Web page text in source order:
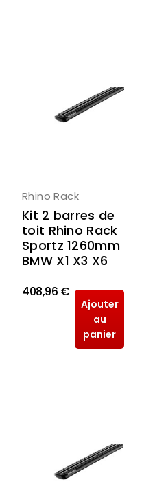
Rhino Rack
Kit 2 barres de
toit Rhino Rack
Sportz 1260mm
BMW X1 X3 X6
408,96 €
Ajouter
au
panier